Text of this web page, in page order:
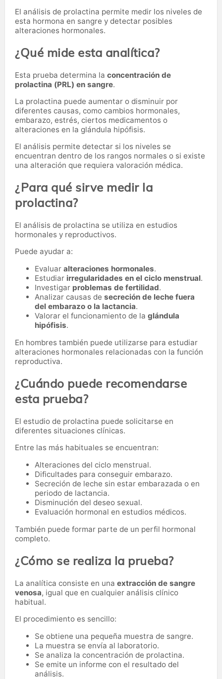
El análisis de prolactina permite medir los niveles de
esta hormona en sangre y detectar posibles
alteraciones hormonales.
¿Qué mide esta analítica?
Esta prueba determina la concentración de
prolactina (PRL) en sangre.
La prolactina puede aumentar o disminuir por
diferentes causas, como cambios hormonales,
embarazo, estrés, ciertos medicamentos o
alteraciones en la glándula hipófisis.
El análisis permite detectar si los niveles se
encuentran dentro de los rangos normales o si existe
una alteración que requiera valoración médica.
¿Para qué sirve medir la
prolactina?
El análisis de prolactina se utiliza en estudios
hormonales y reproductivos.
Puede ayudar a:
Evaluar alteraciones hormonales.
Estudiar irregularidades en el ciclo menstrual.
Investigar problemas de fertilidad.
Analizar causas de secreción de leche fuera
del embarazo o la lactancia.
Valorar el funcionamiento de la glándula
hipófisis.
En hombres también puede utilizarse para estudiar
alteraciones hormonales relacionadas con la función
reproductiva.
¿Cuándo puede recomendarse
esta prueba?
El estudio de prolactina puede solicitarse en
diferentes situaciones clínicas.
Entre las más habituales se encuentran:
Alteraciones del ciclo menstrual.
Dificultades para conseguir embarazo.
Secreción de leche sin estar embarazada o en
periodo de lactancia.
Disminución del deseo sexual.
Evaluación hormonal en estudios médicos.
También puede formar parte de un perfil hormonal
completo.
¿Cómo se realiza la prueba?
La analítica consiste en una extracción de sangre
venosa, igual que en cualquier análisis clínico
habitual.
El procedimiento es sencillo:
Se obtiene una pequeña muestra de sangre.
La muestra se envía al laboratorio.
Se analiza la concentración de prolactina.
Se emite un informe con el resultado del
análisis.